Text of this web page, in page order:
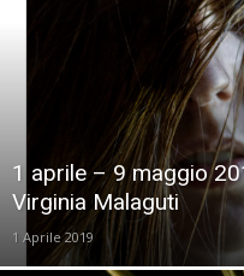
1 aprile – 9 maggio
Virginia Malaguti
1 Aprile 2019